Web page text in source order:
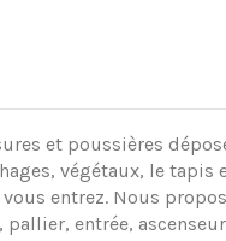
et poussières
végétaux, le
entrez. Nous
pallier, entrée,